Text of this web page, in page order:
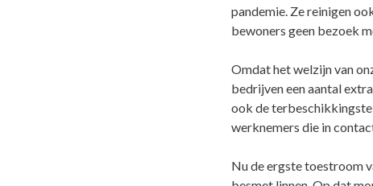
pandemie. Ze reinigen
bewoners geen bezoek
Omdat het welzijn van
bedrijven een aantal
ook de
werknemers die in
Nu de ergste toestroom